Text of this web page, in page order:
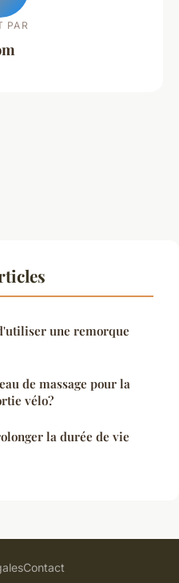
PAR
une remorque
de massage pour la
vélo?
la durée de vie
Contact